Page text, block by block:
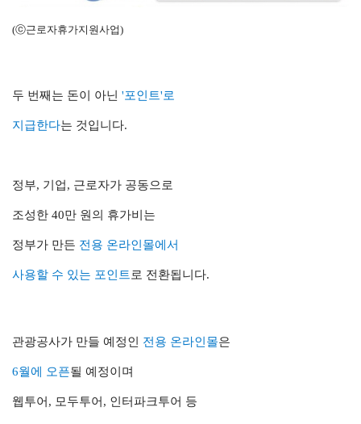
(ⓒ근로자휴가지원사업)
두 번째는 돈이 아닌 '포인트'로
지급한다는 것입니다.
정부, 기업, 근로자가 공동으로
조성한 40만 원의 휴가비는
정부가 만든 전용 온라인몰에서
사용할 수 있는 포인트 로 전환됩니다.
관광공사가 만들 예정인 전용 온라인몰은
6월에 오픈될 예정이며
웹투어, 모두투어, 인터파크투어 등